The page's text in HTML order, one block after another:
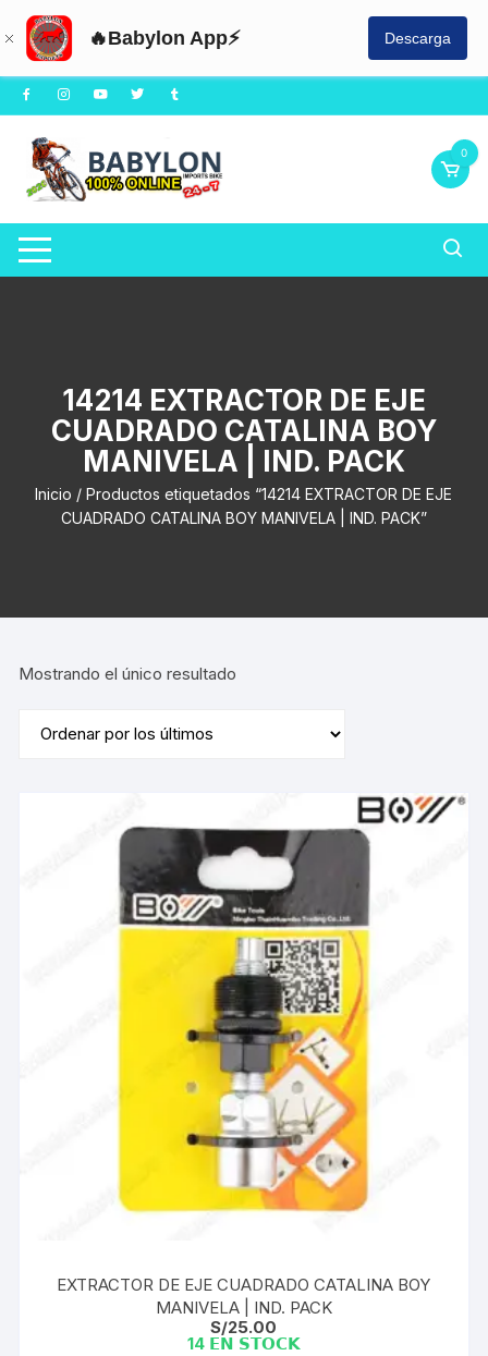
🔥Babylon App⚡ Descarga
Saltar
al
contenido
0
14214 EXTRACTOR DE EJE
CUADRADO CATALINA BOY
MANIVELA | IND. PACK
Inicio / Productos etiquetados “14214 EXTRACTOR DE EJE
CUADRADO CATALINA BOY MANIVELA | IND. PACK”
Mostrando el único resultado
EXTRACTOR DE EJE CUADRADO CATALINA BOY
MANIVELA | IND. PACK
S/25.00
14 𝗘𝗡 𝗦𝗧𝗢𝗖𝗞